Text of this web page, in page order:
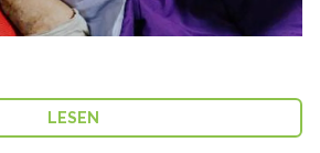
LESEN